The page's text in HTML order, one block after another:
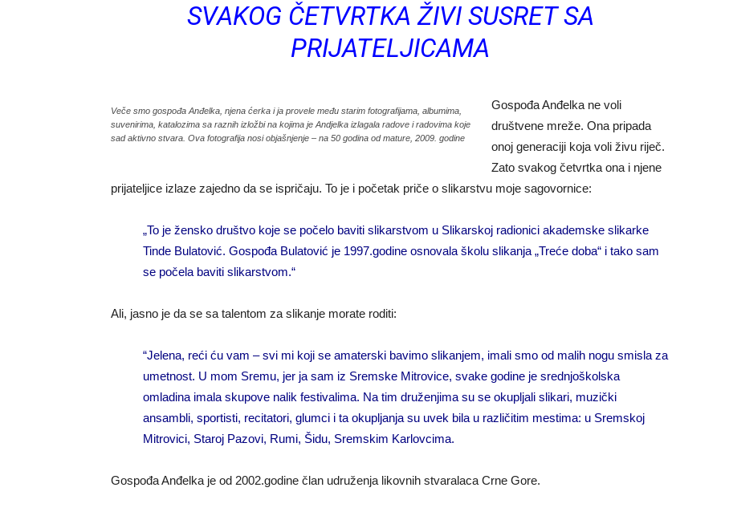
SVAKOG ČETVRTKA ŽIVI SUSRET SA
PRIJATELJICAMA
Veče smo gospođa Anđelka, njena ćerka i ja provele među starim fotografijama, albumima,
suvenirima, katalozima sa raznih izložbi na kojima je Andjelka izlagala radove i radovima koje
sad aktivno stvara. Ova fotografija nosi objašnjenje – na 50 godina od mature, 2009. godine
Gospođa Anđelka ne voli
društvene mreže. Ona pripada
onoj generaciji koja voli živu riječ.
Zato svakog četvrtka ona i njene
prijateljice izlaze zajedno da se ispričaju. To je i početak priče o slikarstvu moje sagovornice:
„To je žensko društvo koje se počelo baviti slikarstvom u Slikarskoj radionici akademske slikarke
Tinde Bulatović. Gospođa Bulatović je 1997.godine osnovala školu slikanja „Treće doba“ i tako sam
se počela baviti slikarstvom.“
Ali, jasno je da se sa talentom za slikanje morate roditi:
“Jelena, reći ću vam – svi mi koji se amaterski bavimo slikanjem, imali smo od malih nogu smisla za
umetnost. U mom Sremu, jer ja sam iz Sremske Mitrovice, svake godine je srednjoškolska
omladina imala skupove nalik festivalima. Na tim druženjima su se okupljali slikari, muzički
ansambli, sportisti, recitatori, glumci i ta okupljanja su uvek bila u različitim mestima: u Sremskoj
Mitrovici, Staroj Pazovi, Rumi, Šidu, Sremskim Karlovcima.
Gospođa Anđelka je od 2002.godine član udruženja likovnih stvaralaca Crne Gore.